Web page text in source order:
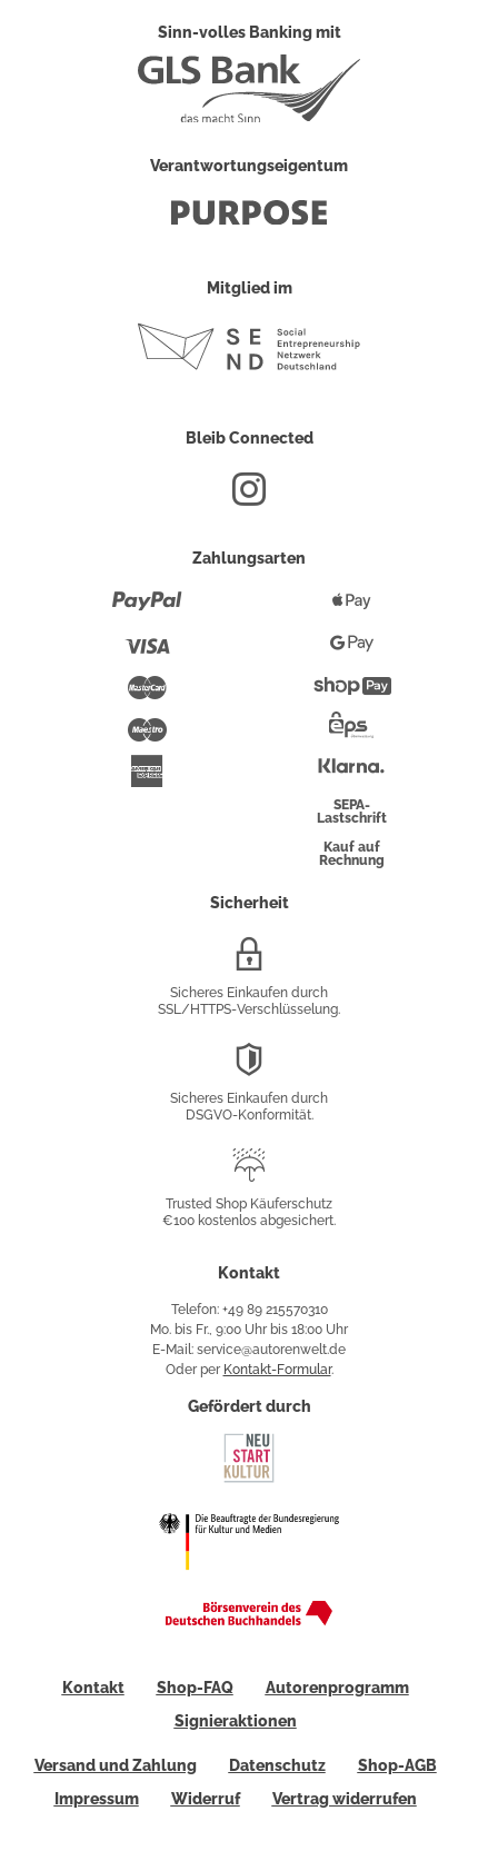
Sinn-volles Banking mit
Verantwortungseigentum
Mitglied im
Bleib Connected
Zahlungsarten
Maestro
Pay
Google
PayShopify
Überweisung
SEPA-
Lastschrift
Kauf auf
Rechnung
Sicherheit
Sicheres Einkaufen durch
SSL/HTTPS-Verschlüsselung.
Sicheres Einkaufen durch
DSGVO-Konformität.
Käuferschutz
Trusted Shop Käuferschutz
€100 kostenlos abgesichert.
Kontakt
Telefon: +49 89 215570310
Mo. bis Fr., 9:00 Uhr bis 18:00 Uhr
E-Mail: service@autorenwelt.de
Oder per Kontakt-Formular.
Gefördert durch
Kontakt Shop-FAQ
Autorenprogramm
Signieraktionen
Versand und Zahlung Datenschutz
Shop-AGB
Impressum
Widerruf Vertrag widerrufen